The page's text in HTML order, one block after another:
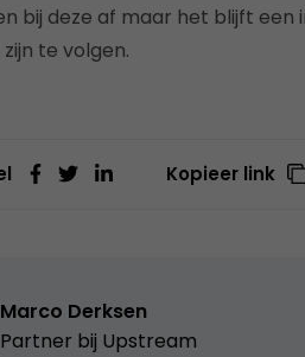
bij deze af maar het blijft
zijn te volgen.
Kopieer link
Marco Derksen
Partner bij Upstream